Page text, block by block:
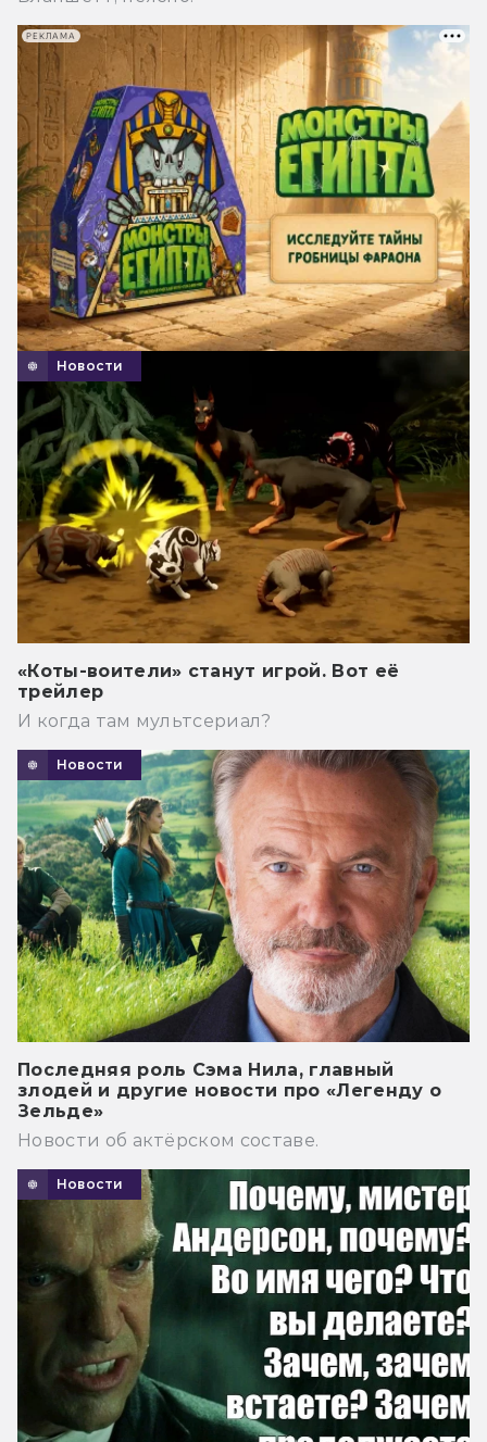
Новости
«Коты-воители» станут игрой. Вот её
трейлер
И когда там мультсериал?
Новости
Последняя роль Сэма Нила, главный
злодей и другие новости про «Легенду о
Зельде»
Новости об актёрском составе.
Новости
РЕКЛАМА